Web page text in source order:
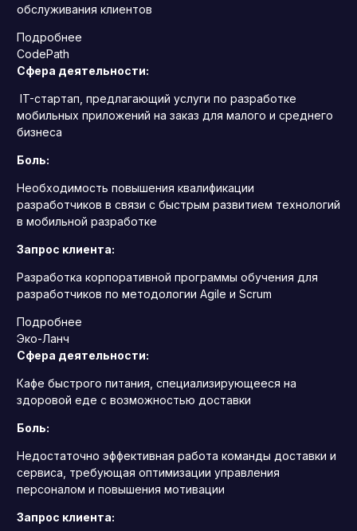
обслуживания клиентов
Подробнее
CodePath
Сфера деятельности:
IT-стартап, предлагающий услуги по разработке
мобильных приложений на заказ для малого и среднего
бизнеса
Боль:
Необходимость повышения квалификации
разработчиков в связи с быстрым развитием технологий
в мобильной разработке
Запрос клиента:
Разработка корпоративной программы обучения для
разработчиков по методологии Agile и Scrum
Подробнее
Эко-Ланч
Сфера деятельности:
Кафе быстрого питания, специализирующееся на
здоровой еде с возможностью доставки
Боль:
Недостаточно эффективная работа команды доставки и
сервиса, требующая оптимизации управления
персоналом и повышения мотивации
Запрос клиента: